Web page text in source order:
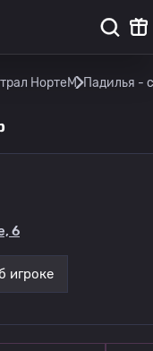
НортеM. Падилья -
6
игроке